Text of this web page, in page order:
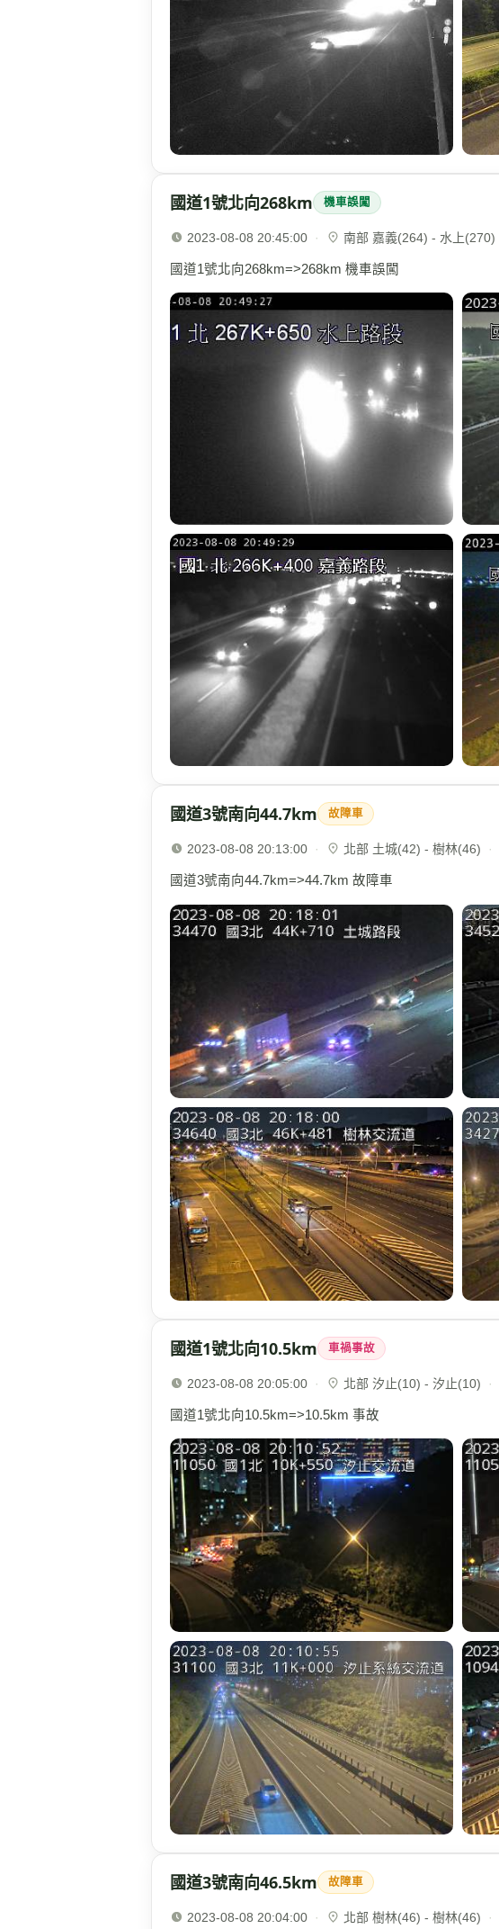
國道1號北向268km 機車誤闖
2023-08-08 20:45:00 · 南部 嘉義(264) - 水上(270)
國道1號北向268km=>268km 機車誤闖
國道3號南向44.7km 故障車
2023-08-08 20:13:00 · 北部 土城(42) - 樹林(46) ·
國道3號南向44.7km=>44.7km 故障車
國道1號北向10.5km 車禍事故
2023-08-08 20:05:00 · 北部 汐止(10) - 汐止(10) ·
國道1號北向10.5km=>10.5km 事故
國道3號南向46.5km 故障車
2023-08-08 20:04:00 · 北部 樹林(46) - 樹林(46) ·